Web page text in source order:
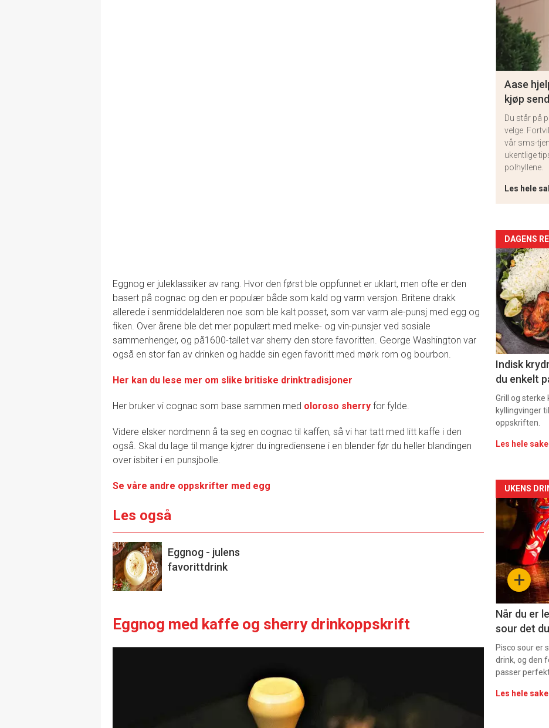
Eggnog er juleklassiker av rang. Hvor den først ble oppfunnet er uklart, men ofte er den
basert på cognac og den er populær både som kald og varm versjon. Britene drakk
allerede i senmiddelalderen noe som ble kalt posset, som var varm ale-punsj med egg og
fiken. Over årene ble det mer populært med melke- og vin-punsjer ved sosiale
sammenhenger, og på1600-tallet var sherry den store favoritten. George Washington var
også en stor fan av drinken og hadde sin egen favoritt med mørk rom og bourbon.
Her kan du lese mer om slike britiske drinktradisjoner
Her bruker vi cognac som base sammen med oloroso sherry for fylde.
Videre elsker nordmenn å ta seg en cognac til kaffen, så vi har tatt med litt kaffe i den
også. Skal du lage til mange kjører du ingrediensene i en blender før du heller blandingen
over isbiter i en punsjbolle.
Se våre andre oppskrifter med egg
Les også
Eggnog - julens
favorittdrink
Eggnog med kaffe og sherry drinkoppskrift
Aase
kjøp
Du står på
velge.
vår sms-
ukentlige
polhyllene.
Les hele
detail
-
11
DAGENS
Indisk
du enkelt
Grill og
kyllingvinger
oppskriften.
Les hele
detail
11
rett
+
UKENS
Når du er
sour det
Pisco sour er
drink, og den
passer
Les hele